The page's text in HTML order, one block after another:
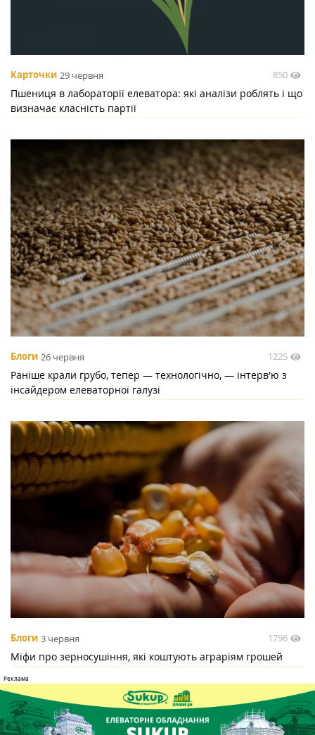
Карточки 29 червня 850
Пшениця в лабораторії елеватора: які аналізи роблять і що
визначає класність партії
Блоги 26 червня 1225
Раніше крали грубо, тепер — технологічно, — інтерв'ю з
інсайдером елеваторної галузі
Блоги 3 червня 1796
Міфи про зерносушіння, які коштують аграріям грошей